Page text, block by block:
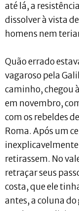
até lá, a
dissolver à vista
homens nem
Quão errado
vagaroso pela
caminho, chegou
em novembro,
com os rebeldes
Roma. Após um
retirassem. No
retraçar seus
costa, que ele
antes, a coluna